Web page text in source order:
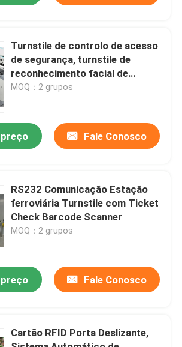
do torniquete
Turnstile de controlo de acesso
de segurança, turnstile de
reconhecimento facial de
proteção IP54
MOQ：2 grupos
Fale Conosco
RS232 Comunicação Estação
ferroviária Turnstile com Ticket
Check Barcode Scanner
MOQ：2 grupos
Fale Conosco
Cartão RFID Porta Deslizante,